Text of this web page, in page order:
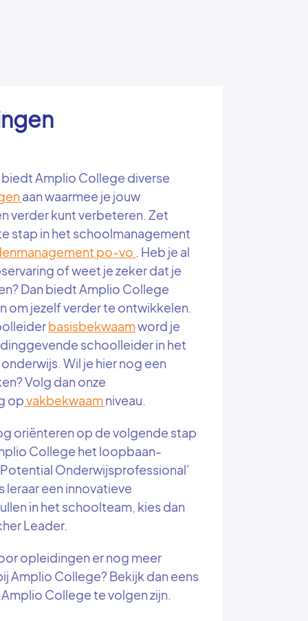
Amplio College diverse
aan waarmee je jouw
verder kunt verbeteren. Zet
stap in het schoolmanagement
po-vo . Heb je al
of weet je zeker dat je
Dan biedt Amplio College
om jezelf verder te ontwikkelen.
basisbekwaamword je
schoolleider in het
Wil je hier nog een
Volg dan onze
opvakbekwaamniveau.
oriënteren op de volgende stap
College het loopbaan-
Onderwijsprofessional’
leraar een innovatieve
in het schoolteam, kies dan
Leader.
opleidingen er nog meer
Amplio College? Bekijk dan eens
College te volgen zijn.